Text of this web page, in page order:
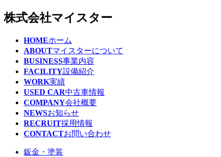
株式会社マイスター
HOMEホーム
ABOUTマイスターについて
BUSINESS事業内容
FACILITY設備紹介
WORK実績
USED CAR中古車情報
COMPANY会社概要
NEWSお知らせ
RECRUIT採用情報
CONTACTお問い合わせ
鈑金・塗装